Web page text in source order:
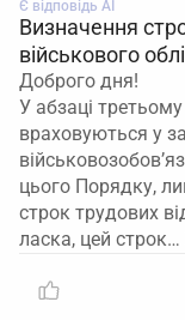
Є відповідь АІ
Визначення
військового
Доброго дня!
У абзаці
враховуються у
цього Порядку,
строк трудових
ласка, цей строк…